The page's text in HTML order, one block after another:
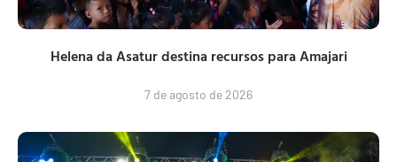
Helena da Asatur destina recursos para Amajari
7 de agosto de 2026